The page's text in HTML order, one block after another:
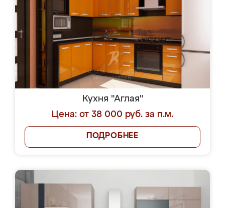
Кухня "Аглая"
Цена: от 38 000 руб. за п.м.
ПОДРОБНЕЕ